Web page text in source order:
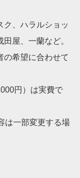
ク、ハラルショッ
屋、一蘭など。
の希望に合わせて
円）は実費で
は一部変更する場